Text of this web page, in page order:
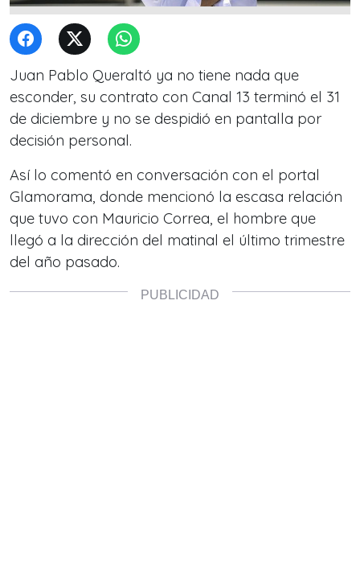
Juan Pablo Queraltó ya no tiene nada que
esconder, su contrato con Canal 13 terminó el 31
de diciembre y no se despidió en pantalla por
decisión personal.
Así lo comentó en conversación con el portal
Glamorama, donde mencionó la escasa relación
que tuvo con Mauricio Correa, el hombre que
llegó a la dirección del matinal el último trimestre
del año pasado.